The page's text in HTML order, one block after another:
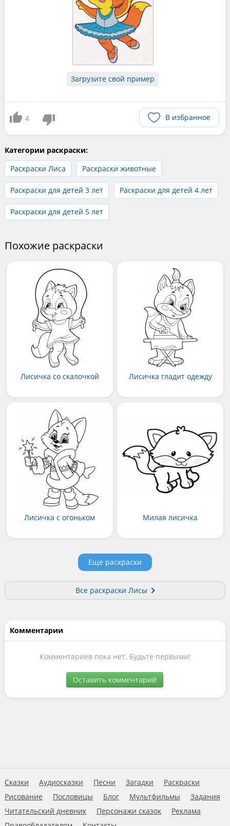
Загрузите свой пример
4 В избранное
Категории раскраски:
Раскраски Лиса
Раскраски животные
Раскраски для детей 3 лет Раскраски для детей 4 лет
Раскраски для детей 5 лет
Похожие раскраски
Лисичка со скалочкой Лисичка гладит одежду
Лисичка с огоньком Милая лисичка
Еще раскраски
Все раскраски Лисы
Комментарии
Комментариев пока нет. Будьте первыми!
Оставить комментарий
Сказки Аудиосказки Песни Загадки
Раскраски
Рисование
Пословицы Блог Мультфильмы
Задания
Читательский дневник
Персонажи сказок
Реклама